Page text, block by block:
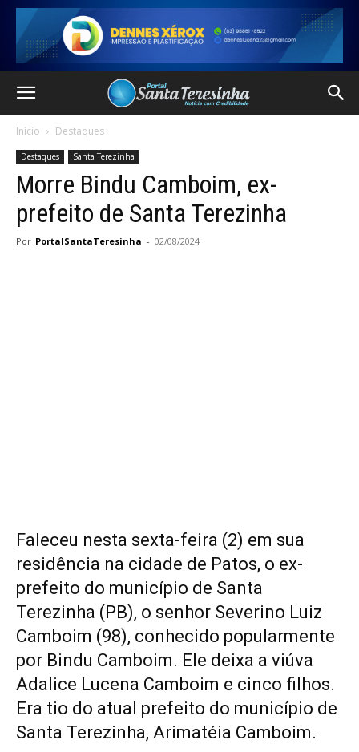
Início Destaques
Destaques Santa Terezinha
Morre Bindu Camboim, ex-
prefeito de Santa Terezinha
Por PortalSantaTeresinha - 02/08/2024
Faleceu nesta sexta-feira (2) em sua
residência na cidade de Patos, o ex-
prefeito do município de Santa
Terezinha (PB), o senhor Severino Luiz
Camboim (98), conhecido popularmente
por Bindu Camboim. Ele deixa a viúva
Adalice Lucena Camboim e cinco filhos.
Era tio do atual prefeito do município de
Santa Terezinha, Arimatéia Camboim.